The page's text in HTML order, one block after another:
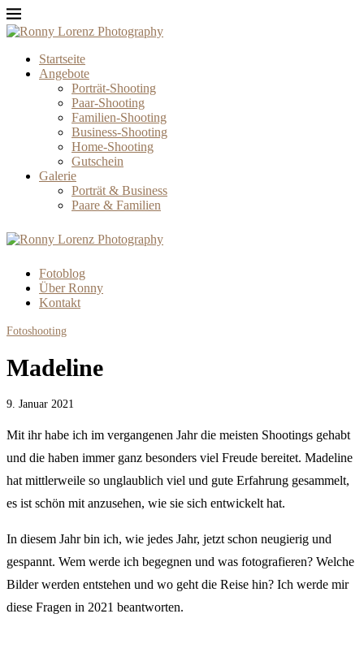
Startseite
Angebote
Porträt-Shooting
Paar-Shooting
Familien-Shooting
Business-Shooting
Home-Shooting
Gutschein
Galerie
Porträt & Business
Paare & Familien
Fotoblog
Über Ronny
Kontakt
Fotoshooting
Madeline
9. Januar 2021
Mit ihr habe ich im vergangenen Jahr die meisten Shootings gehabt
und die haben immer ganz besonders viel Freude bereitet. Madeline
hat mittlerweile so unglaublich viel und gute Erfahrung gesammelt,
es ist schön mit anzusehen, wie sie sich entwickelt hat.
In diesem Jahr bin ich, wie jedes Jahr, jetzt schon neugierig und
gespannt. Wem werde ich begegnen und was fotografieren? Welche
Bilder werden entstehen und wo geht die Reise hin? Ich werde mir
diese Fragen in 2021 beantworten.